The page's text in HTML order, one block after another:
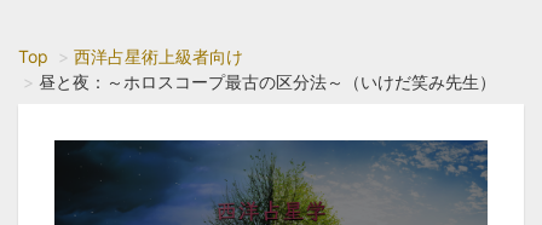
Top
西洋占星術上級者向け
昼と夜：～ホロスコープ最古の区分法～（いけだ笑み先生）